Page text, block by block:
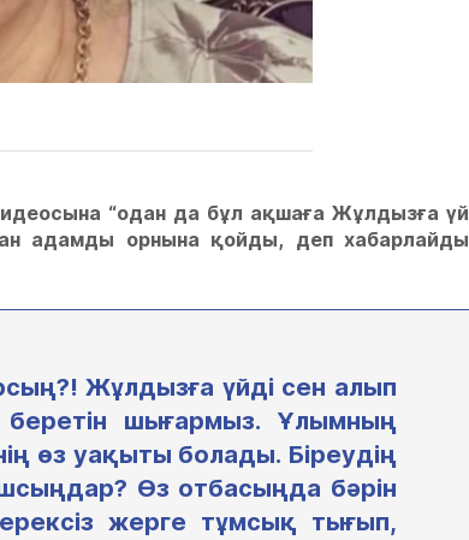
“одан да бұл ақшаға Жұлдызға үй
адамды орнына қойды, деп хабарлайды
Жұлдызға үйді сен алып
шығармыз. Ұлымның
өз уақыты болады. Біреудің
Өз отбасыңда бәрін
жерге тұмсық тығып,